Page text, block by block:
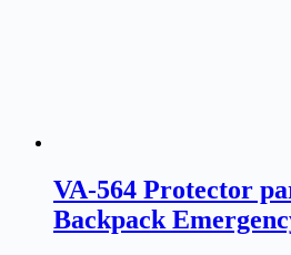
VA-564 Protector
Backpack